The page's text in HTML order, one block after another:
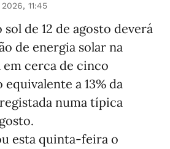
11:45
de 12 de agosto deverá
de energia solar na
cerca de cinco
a 13% da
numa típica
esta quinta-feira o